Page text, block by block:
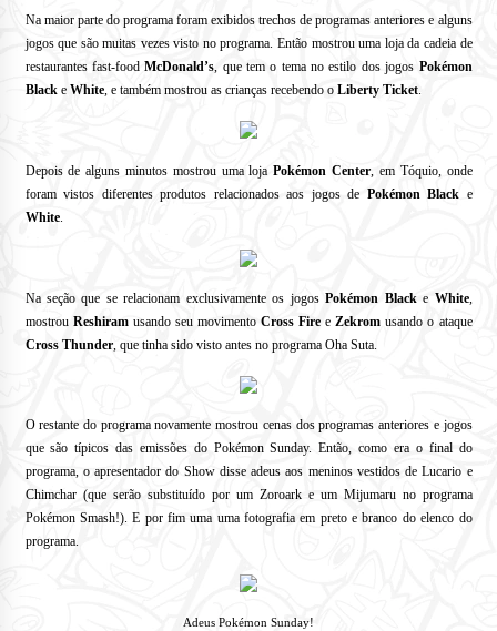
Na maior parte do programa foram exibidos trechos de programas anteriores e alguns
jogos que são muitas vezes visto no programa. Então mostrou uma loja da cadeia de
restaurantes fast-food McDonald’s, que tem o tema no estilo dos jogos Pokémon
Black e White, e também mostrou as crianças recebendo oLiberty Ticket.
Depois de alguns minutos mostrou uma loja Pokémon Center, em Tóquio,onde
foram vistos diferentes produtos relacionados aos jogos de Pokémon Black e
White.
Na seção que se relacionam exclusivamente os jogosPokémon Blacke White,
mostrou Reshiram usando seu movimento Cross Fire e Zekrom usando o ataque
Cross Thunder, que tinha sido visto antes no programa Oha Suta.
O restante do programa novamente mostrou cenas dos programas anteriores e jogos
que são típicos das emissões do Pokémon Sunday. Então, como era o final do
programa, o apresentador do Show disse adeus aos meninos vestidos de Lucario e
Chimchar (que serão substituído por um Zoroark e um Mijumaru no programa
Pokémon Smash!). E por fim uma uma fotografia em preto e branco do elenco do
programa.
Adeus Pokémon Sunday!